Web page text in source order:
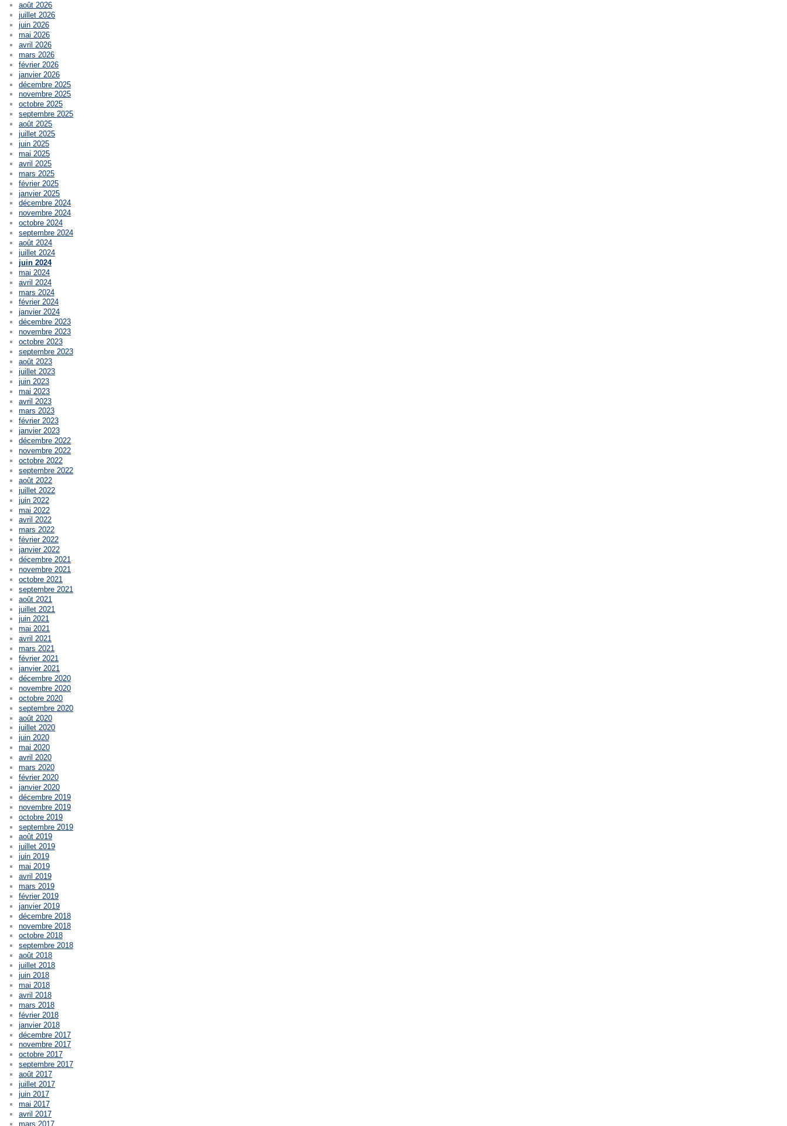
août 2026
juillet 2026
juin 2026
mai 2026
avril 2026
mars 2026
février 2026
janvier 2026
décembre 2025
novembre 2025
octobre 2025
septembre 2025
août 2025
juillet 2025
juin 2025
mai 2025
avril 2025
mars 2025
février 2025
janvier 2025
décembre 2024
novembre 2024
octobre 2024
septembre 2024
août 2024
juillet 2024
juin 2024
mai 2024
avril 2024
mars 2024
février 2024
janvier 2024
décembre 2023
novembre 2023
octobre 2023
septembre 2023
août 2023
juillet 2023
juin 2023
mai 2023
avril 2023
mars 2023
février 2023
janvier 2023
décembre 2022
novembre 2022
octobre 2022
septembre 2022
août 2022
juillet 2022
juin 2022
mai 2022
avril 2022
mars 2022
février 2022
janvier 2022
décembre 2021
novembre 2021
octobre 2021
septembre 2021
août 2021
juillet 2021
juin 2021
mai 2021
avril 2021
mars 2021
février 2021
janvier 2021
décembre 2020
novembre 2020
octobre 2020
septembre 2020
août 2020
juillet 2020
juin 2020
mai 2020
avril 2020
mars 2020
février 2020
janvier 2020
décembre 2019
novembre 2019
octobre 2019
septembre 2019
août 2019
juillet 2019
juin 2019
mai 2019
avril 2019
mars 2019
février 2019
janvier 2019
décembre 2018
novembre 2018
octobre 2018
septembre 2018
août 2018
juillet 2018
juin 2018
mai 2018
avril 2018
mars 2018
février 2018
janvier 2018
décembre 2017
novembre 2017
octobre 2017
septembre 2017
août 2017
juillet 2017
juin 2017
mai 2017
avril 2017
mars 2017